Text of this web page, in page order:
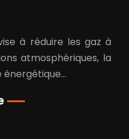
à réduire les gaz à
atmosphériques, la